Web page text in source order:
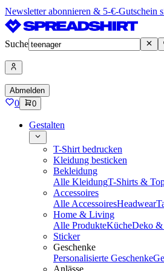
Newsletter abonnieren & 5-€-Gutschein
Suche
Abmelden
0 0
Gestalten
T-Shirt bedrucken
Kleidung besticken
Bekleidung
Alle KleidungT-Shirts &
Accessoires
Alle AccessoiresHeadwear
Home & Living
Alle ProdukteKücheDeko
Sticker
Geschenke
Personalisierte Geschenke